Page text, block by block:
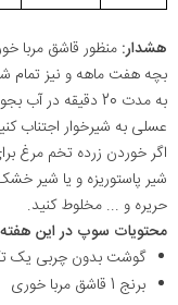
هشدار: منظور قاشق مربا
بچه هفت ماهه و نیز تمام
به مدت 20 دقیقه
عسلی به شیرخوار اجتناب
اگر خوردن زرده تخم مرغ
شیر پاستوریزه و یا شیر
حریره و ... مخلوط کنید.
محتویات سوپ در این
گوشت بدون چربی یک
برنج 1 قاشق مربا خوری